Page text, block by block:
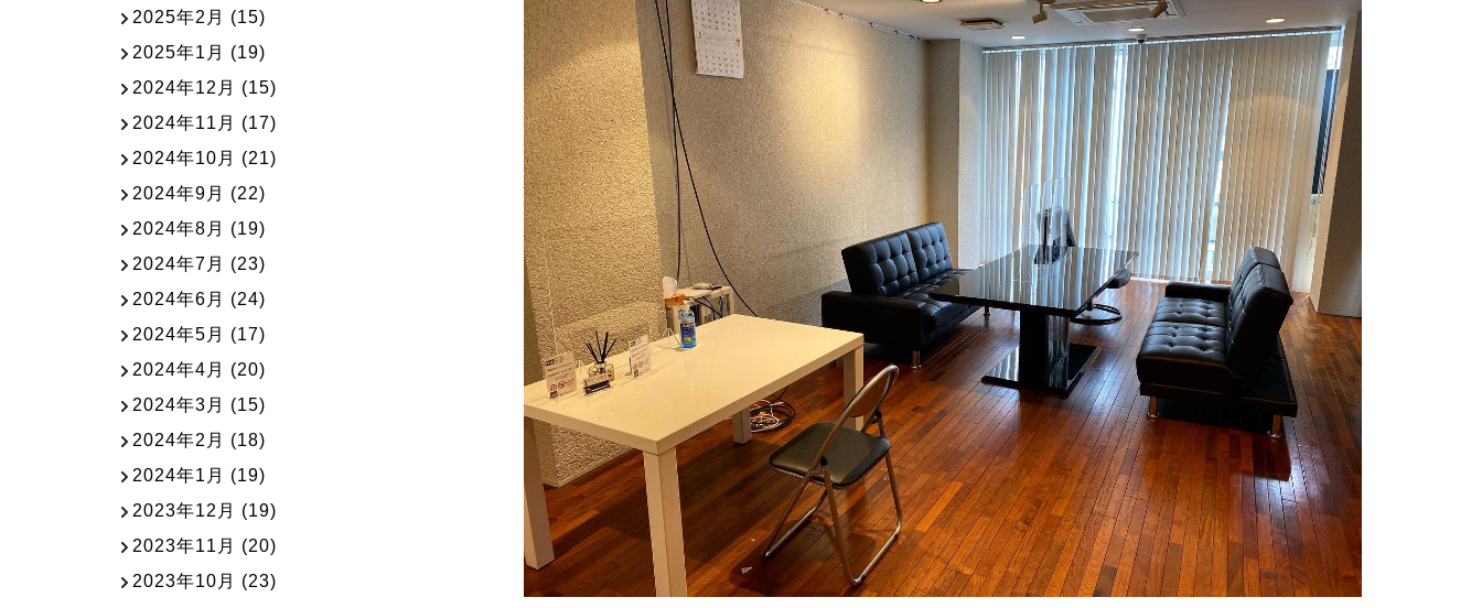
2025年2月 (15)
2025年1月 (19)
2024年12月 (15)
2024年11月 (17)
2024年10月 (21)
2024年9月 (22)
2024年8月 (19)
2024年7月 (23)
2024年6月 (24)
2024年5月 (17)
2024年4月 (20)
2024年3月 (15)
2024年2月 (18)
2024年1月 (19)
2023年12月 (19)
2023年11月 (20)
2023年10月 (23)